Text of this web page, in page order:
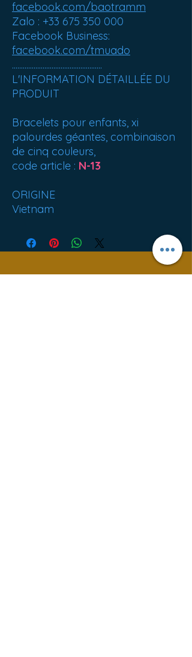
facebook.com/baotramm
Zalo : +33 675 350 000
Facebook Business:
facebook.com/tmuado
..................................................
L'INFORMATION DÉTAILLÉE DU
PRODUIT
Bracelets pour enfants, xi
palourdes géantes, combinaison
de cinq couleurs,
code article : N-13
ORIGINE
Vietnam